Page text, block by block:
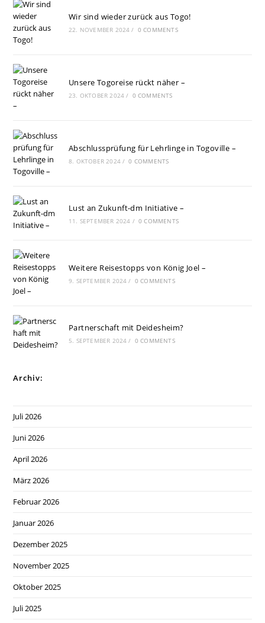
Wir sind wieder zurück aus Togo!
22. NOVEMBER 2024 / 0 COMMENTS
Unsere Togoreise rückt näher –
23. OKTOBER 2024 / 0 COMMENTS
Abschlussprüfung für Lehrlinge in Togoville –
8. OKTOBER 2024 / 0 COMMENTS
Lust an Zukunft-dm Initiative –
11. SEPTEMBER 2024 / 0 COMMENTS
Weitere Reisestopps von König Joel –
9. SEPTEMBER 2024 / 0 COMMENTS
Partnerschaft mit Deidesheim?
5. SEPTEMBER 2024 / 0 COMMENTS
Archiv:
Juli 2026
Juni 2026
April 2026
März 2026
Februar 2026
Januar 2026
Dezember 2025
November 2025
Oktober 2025
Juli 2025